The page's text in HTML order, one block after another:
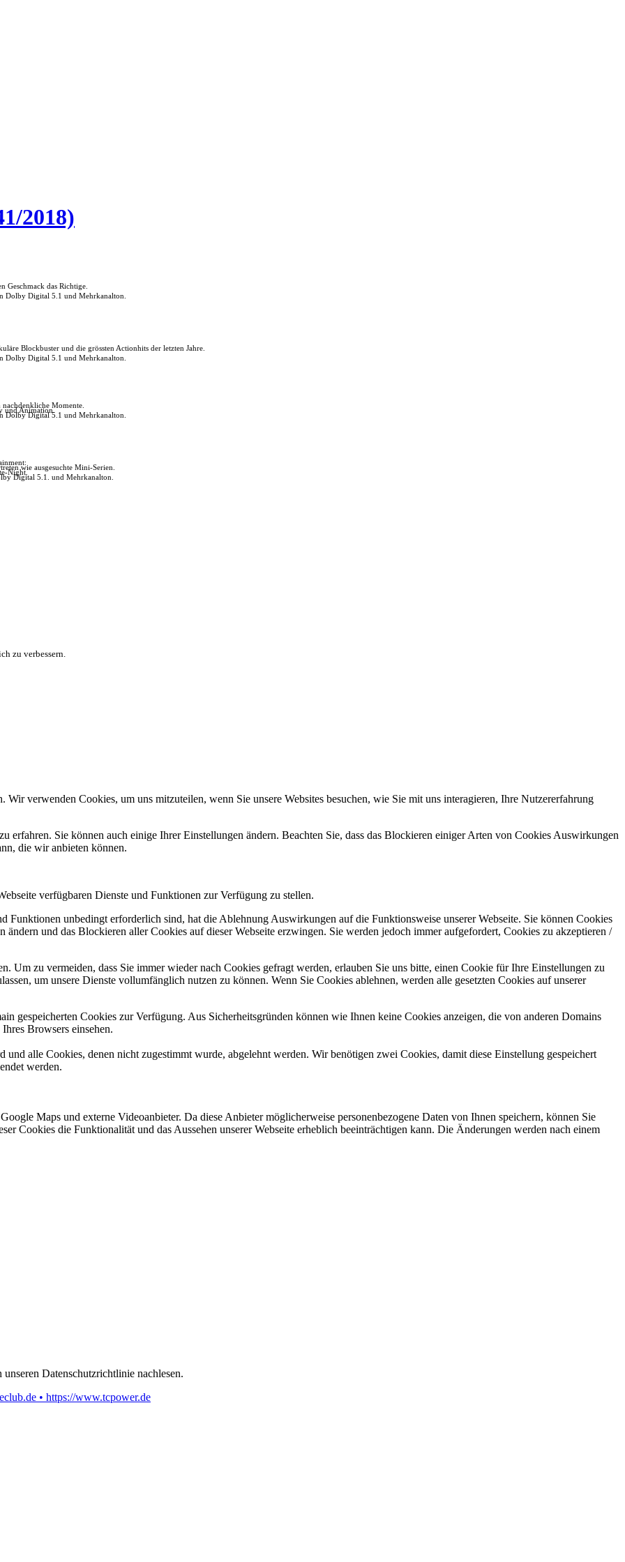
2018)
Geschmack das Richtige.
Dolby Digital 5.1 und Mehrkanalton.
Blockbuster und die grössten Actionhits der letzten Jahre.
Dolby Digital 5.1 und Mehrkanalton.
Momente.
und Animation.
Dolby Digital 5.1 und Mehrkanalton.
wie ausgesuchte Mini-Serien.
Night.
Digital 5.1. und Mehrkanalton.
zu verbessern.
verwenden Cookies, um uns mitzuteilen, wenn Sie unsere Websites besuchen, wie Sie mit uns interagieren, Ihre Nutzererfahrung
erfahren. Sie können auch einige Ihrer Einstellungen ändern. Beachten Sie, dass das Blockieren einiger Arten von Cookies Auswirkungen
die wir anbieten können.
verfügbaren Dienste und Funktionen zur Verfügung zu stellen.
Funktionen unbedingt erforderlich sind, hat die Ablehnung Auswirkungen auf die Funktionsweise unserer Webseite. Sie können Cookies
und das Blockieren aller Cookies auf dieser Webseite erzwingen. Sie werden jedoch immer aufgefordert, Cookies zu akzeptieren /
Um zu vermeiden, dass Sie immer wieder nach Cookies gefragt werden, erlauben Sie uns bitte, einen Cookie für Ihre Einstellungen zu
um unsere Dienste vollumfänglich nutzen zu können. Wenn Sie Cookies ablehnen, werden alle gesetzten Cookies auf unserer
gespeicherten Cookies zur Verfügung. Aus Sicherheitsgründen können wie Ihnen keine Cookies anzeigen, die von anderen Domains
Browsers einsehen.
alle Cookies, denen nicht zugestimmt wurde, abgelehnt werden. Wir benötigen zwei Cookies, damit diese Einstellung gespeichert
werden.
Maps und externe Videoanbieter. Da diese Anbieter möglicherweise personenbezogene Daten von Ihnen speichern, können Sie
Cookies die Funktionalität und das Aussehen unserer Webseite erheblich beeinträchtigen kann. Die Änderungen werden nach einem
Datenschutzrichtlinie nachlesen.
• https://www.tcpower.de